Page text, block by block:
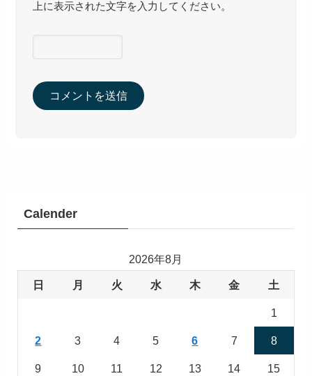
上に表示された文字を入力してください。
Calender
2026年8月
日 月 火 水 木 金 土
1
2 3 4 5 6 7 8
9 10 11 12 13 14 15